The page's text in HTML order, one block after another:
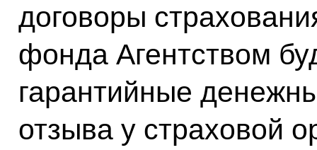
договоры
фонда Агентством
гарантийные
отзыва у страховой